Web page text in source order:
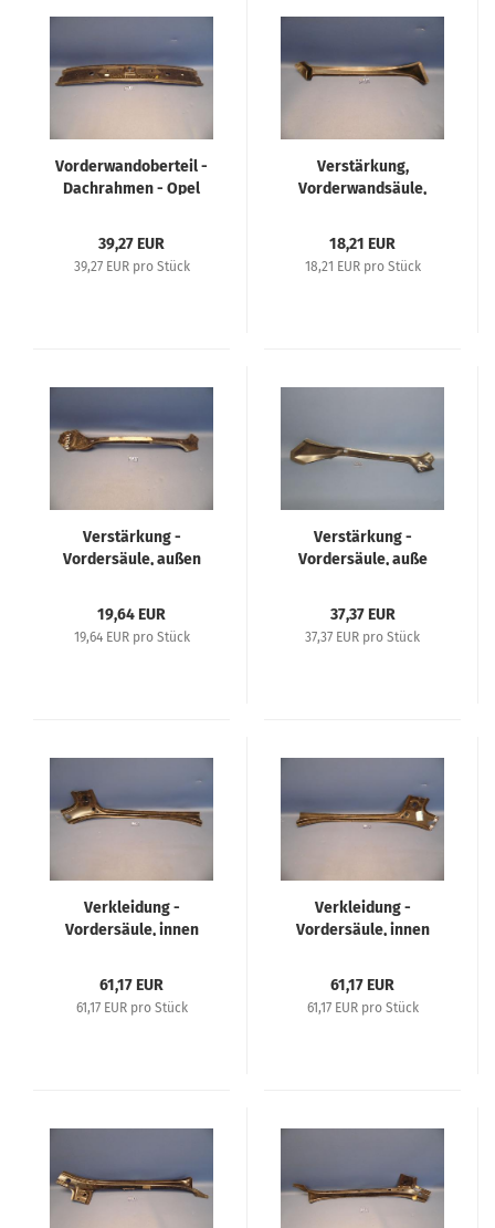
Vorderwandoberteil -
Dachrahmen - Opel
Coupe )
39,27 EUR
39,27 EUR pro Stück
Verstärkung,
Vorderwandsäule,
nicht Coupe )
18,21 EUR
18,21 EUR pro Stück
Verstärkung -
Vordersäule, außen
19,64 EUR
19,64 EUR pro Stück
Verstärkung -
Vordersäule, auße
37,37 EUR
37,37 EUR pro Stück
Verkleidung -
Vordersäule, innen
61,17 EUR
61,17 EUR pro Stück
Verkleidung -
Vordersäule, innen
61,17 EUR
61,17 EUR pro Stück